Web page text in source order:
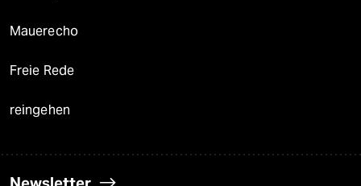
Mauerecho
Freie Rede
reingehen